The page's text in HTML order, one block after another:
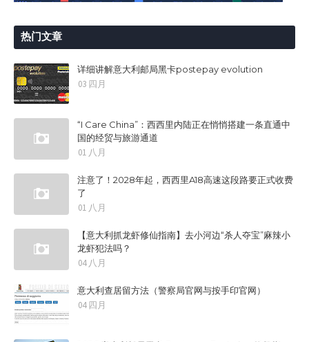
热门文章
详细讲解意大利邮局黑卡postepay evolution
03 四月
“I Care China”：西西里内陆正在悄悄搭建一条直通中
国的经贸与旅游通道
01 八月
注意了！2028年起，西西里A18高速这段路要正式收费
了
01 八月
【意大利抓龙虾修仙指南】去小河边“杀人夺宝”麻辣小
龙虾犯法吗？
04 八月
意大利查居留方法（警察局官网与按手印官网）
04 四月